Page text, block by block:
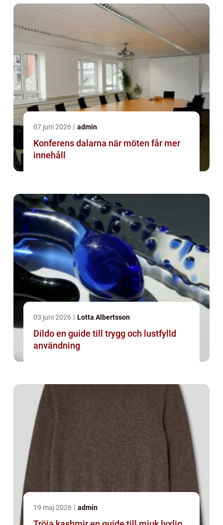
07 juni 2026 admin
Konferens dalarna när möten får mer
innehåll
03 juni 2026 Lotta Albertsson
Dildo en guide till trygg och lustfylld
användning
19 maj 2026 admin